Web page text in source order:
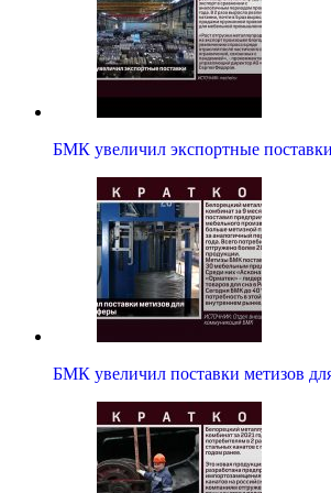
БМК увеличил экспортные поставки
БМК увеличил поставки метизов